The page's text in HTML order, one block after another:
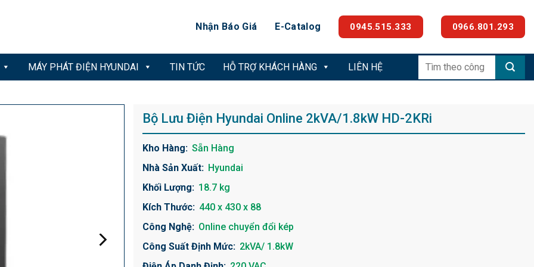
Nhận Báo Giá E-Catalog 0945.515.333 0966.801.293
MÁY PHÁT ĐIỆN HYUNDAI TIN TỨC HỖ TRỢ KHÁCH HÀNG LIÊN HỆ
kiếm:
Bộ Lưu Điện Hyundai Online 2kVA/1.8kW HD-2KRi
Kho Hàng: Sẵn Hàng
Nhà Sản Xuất: Hyundai
Khối Lượng: 18.7 kg
Kích Thước: 440 x 430 x 88
Công Nghệ: Online chuyển đổi kép
Công Suất Định Mức: 2kVA/ 1.8kW